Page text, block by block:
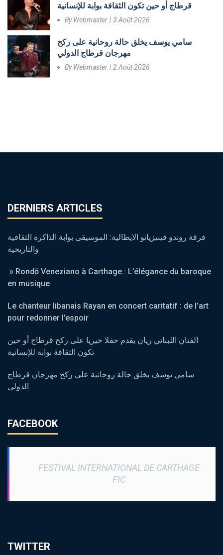
قرطاج أو حين تكون الثقافة بوابة للإنسانية
ByWebmaster 3 Août 2026
سامي يوسف يخلق حالة روحانية على ركح
مهرجان قرطاج الدولي
ByWebmaster 2 Août 2026
DERNIERS ARTICLES
فرقة روندو فينيزيانو الايطالية: الموسيقى بوابة الذاكرة الثقافية
والتاريخية
» Rondō Veneziano à Carthage : L’élégance du baroque
en musique
Le chanteur libanais Rayan en concert caritatif : de l’art
pour redonner l’espoir
الفنان اللبناني ريان يقدم حفلا خيريا على ركح قرطاج أو حين
تكون الثقافة بوابة للإنسانية
سامي يوسف يخلق حالة روحانية على ركح مهرجان قرطاج
الدولي
FACEBOOK
FESTIVAL INTERNATIONAL DE CARTHAGE
FIC
TWITTER